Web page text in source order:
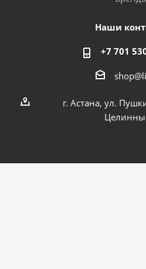
Наши
+7 701
г. Астана, ул.